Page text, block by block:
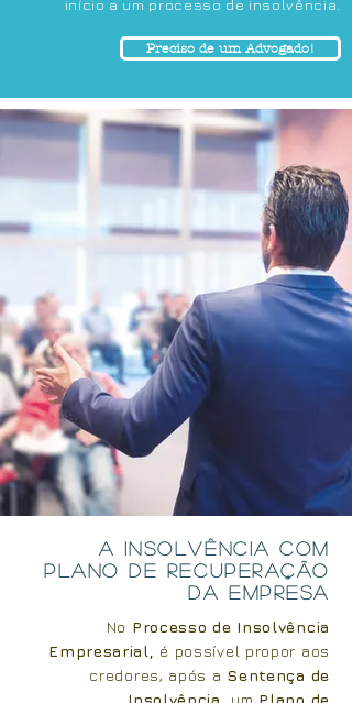
início a um processo de insolvência.
Preciso de um Advogado!
A Insolvência com
Plano de Recuperação
da Empresa
No Processo de Insolvência
Empresarial, é possível propor aos
credores, após a Sentença de
Insolvência,
um Plano de